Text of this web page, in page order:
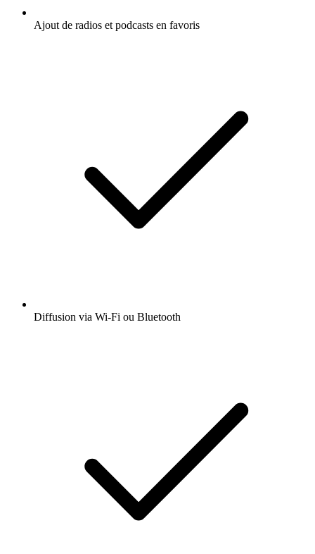
Ajout de radios et podcasts en favoris
Diffusion via Wi-Fi ou Bluetooth